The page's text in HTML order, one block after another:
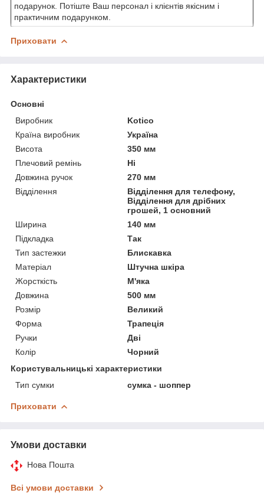
подарунок. Потіште Ваш персонал і клієнтів якісним і
практичним подарунком.
Приховати
Характеристики
Основні
Виробник
Kotico
Країна виробник
Україна
Висота
350 мм
Плечовий ремінь
Ні
Довжина ручок
270 мм
Відділення
Відділення для телефону,
Відділення для дрібних
грошей, 1 основний
Ширина
140 мм
Підкладка
Так
Тип застежки
Блискавка
Матеріал
Штучна шкіра
Жорсткість
М'яка
Довжина
500 мм
Розмір
Великий
Форма
Трапеція
Ручки
Дві
Колір
Чорний
Користувальницькі характеристики
Тип сумки
сумка - шоппер
Приховати
Умови доставки
Нова Пошта
Всі умови доставки